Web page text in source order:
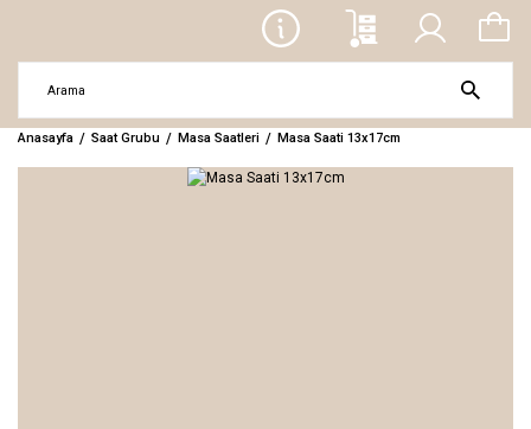
Anasayfa Saat Grubu Masa Saatleri Masa Saati 13x17cm